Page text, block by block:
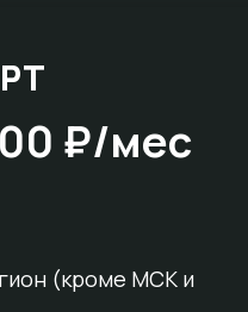
₽/мес
(кроме МСК и